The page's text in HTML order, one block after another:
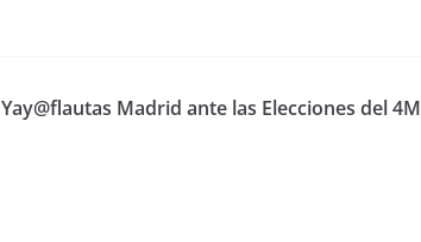
Yay@flautas Madrid ante las Elecciones del 4M